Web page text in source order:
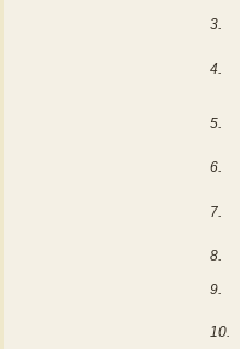
3.
4.
5.
6.
7.
8.
9.
10.